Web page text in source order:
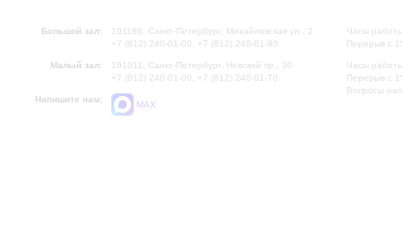
Большой зал:
191186, Санкт-Петербург, Михайловская ул., 2
+7 (812) 240-01-00, +7 (812) 240-01-80
Малый зал:
191011, Санкт-Петербург, Невский пр., 30
+7 (812) 240-01-00, +7 (812) 240-01-70
Напишите нам:
MAX
Часы
Перерыв с
Часы
Перерыв с
Вопросы